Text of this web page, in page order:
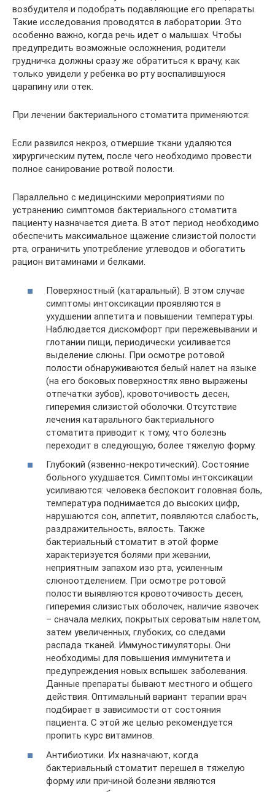
возбудителя и подобрать подавляющие его препараты.
Такие исследования проводятся в лаборатории. Это
особенно важно, когда речь идет о малышах. Чтобы
предупредить возможные осложнения, родители
грудничка должны сразу же обратиться к врачу, как
только увидели у ребенка во рту воспалившуюся
царапину или отек.
При лечении бактериального стоматита применяются:
Если развился некроз, отмершие ткани удаляются
хирургическим путем, после чего необходимо провести
полное санирование ротвой полости.
Параллельно с медицинскими мероприятиями по
устранению симптомов бактериального стоматита
пациенту назначается диета. В этот период необходимо
обеспечить максимальное щажение слизистой полости
рта, ограничить употребление углеводов и обогатить
рацион витаминами и белками.
Поверхностный (катаральный). В этом случае
симптомы интоксикации проявляются в
ухудшении аппетита и повышении температуры.
Наблюдается дискомфорт при пережевывании и
глотании пищи, периодически усиливается
выделение слюны. При осмотре ротовой
полости обнаруживаются белый налет на языке
(на его боковых поверхностях явно выражены
отпечатки зубов), кровоточивость десен,
гиперемия слизистой оболочки. Отсутствие
лечения катарального бактериального
стоматита приводит к тому, что болезнь
переходит в следующую, более тяжелую форму.
Глубокий (язвенно-некротический). Состояние
больного ухудшается. Симптомы интоксикации
усиливаются: человека беспокоит головная боль,
температура поднимается до высоких цифр,
нарушаются сон, аппетит, появляются слабость,
раздражительность, вялость. Также
бактериальный стоматит в этой форме
характеризуется болями при жевании,
неприятным запахом изо рта, усиленным
слюноотделением. При осмотре ротовой
полости выявляются кровоточивость десен,
гиперемия слизистых оболочек, наличие язвочек
– сначала мелких, покрытых сероватым налетом,
затем увеличенных, глубоких, со следами
распада тканей. Иммуностимуляторы. Они
необходимы для повышения иммунитета и
предупреждения новых вспышек заболевания.
Данные препараты бывают местного и общего
действия. Оптимальный вариант терапии врач
подбирает в зависимости от состояния
пациента. С этой же целью рекомендуется
пропить курс витаминов.
Антибиотики. Их назначают, когда
бактериальный стоматит перешел в тяжелую
форму или причиной болезни являются